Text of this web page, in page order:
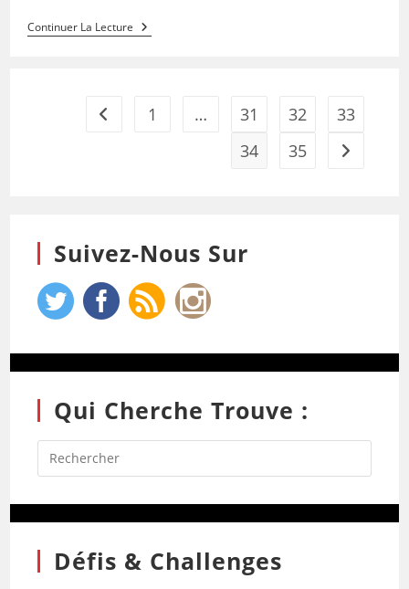
Continuer La Lecture
1 … 31 32
33
34
35
Suivez-Nous Sur
Qui Cherche Trouve :
Défis & Challenges